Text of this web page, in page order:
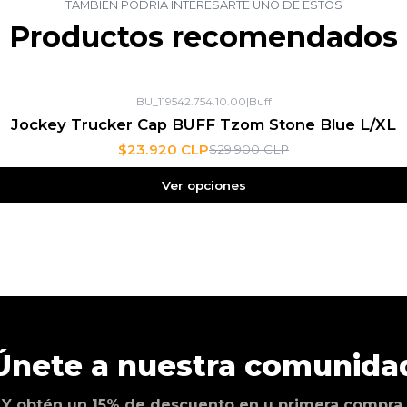
TAMBIÉN PODRÍA INTERESARTE UNO DE ESTOS
Productos recomendados
BU_119542.754.10.00|Buff
Jockey Trucker Cap BUFF Tzom Stone Blue L/XL
$23.920 CLP$29.900 CLP
Ver opciones
a nuestra